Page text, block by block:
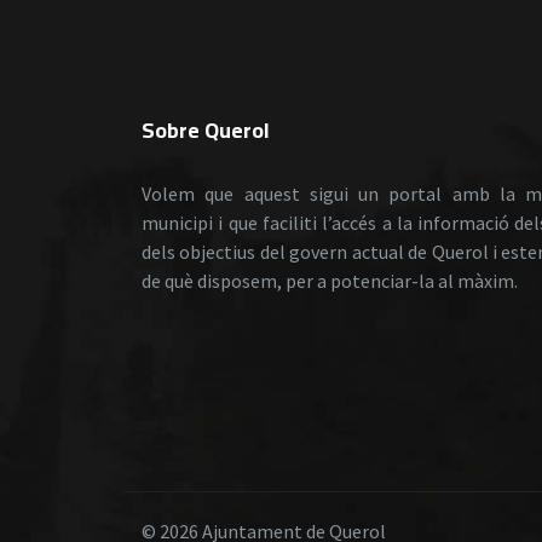
Sobre Querol
Volem que aquest sigui un portal amb la
municipi i que faciliti l’accés a la informació
dels objectius del govern actual de Querol i
de què disposem, per a potenciar-la al màxim.
© 2026 Ajuntament de Querol